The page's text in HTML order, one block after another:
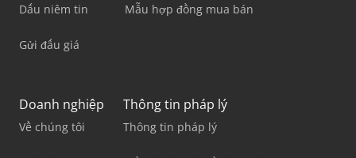
Dấu niêm tin
Gửi đấu giá
Mẫu hợp đồng mua bán
Doanh nghiệp
Về chúng tôi
Thông tin pháp lý
Thông tin pháp lý